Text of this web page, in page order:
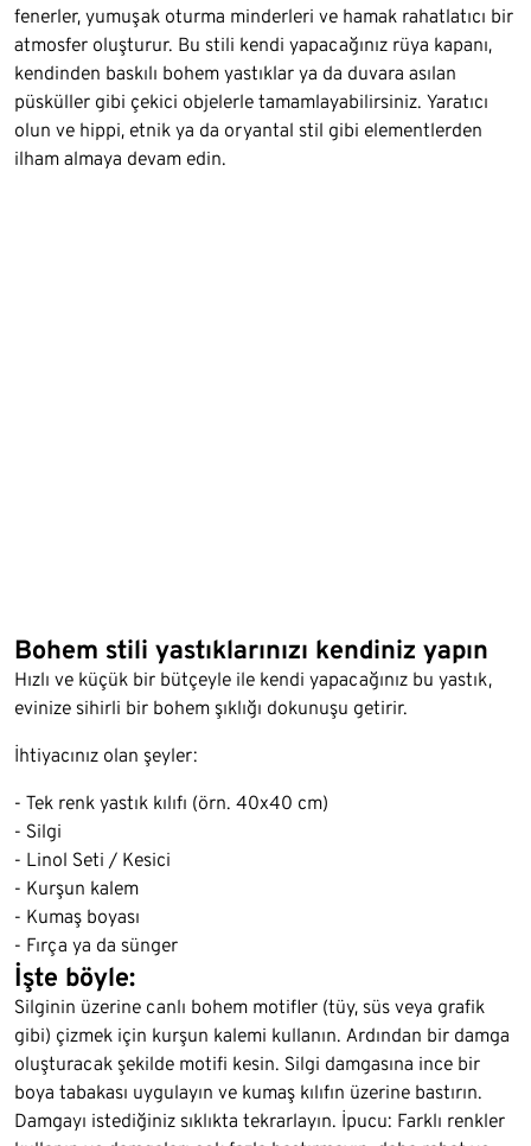
fenerler, yumuşak oturma minderleri ve hamak rahatlatıcı bir
atmosfer oluşturur. Bu stili kendi yapacağınız rüya kapanı,
kendinden baskılı bohem yastıklar ya da duvara asılan
püsküller gibi çekici objelerle tamamlayabilirsiniz. Yaratıcı
olun ve hippi, etnik ya da oryantal stil gibi elementlerden
ilham almaya devam edin.
Bohem stili yastıklarınızı kendiniz yapın
Hızlı ve küçük bir bütçeyle ile kendi yapacağınız bu yastık,
evinize sihirli bir bohem şıklığı dokunuşu getirir.
İhtiyacınız olan şeyler:
- Tek renk yastık kılıfı (örn. 40x40 cm)
- Silgi
- Linol Seti / Kesici
- Kurşun kalem
- Kumaş boyası
- Fırça ya da sünger
İşte böyle:
Silginin üzerine canlı bohem motifler (tüy, süs veya grafik
gibi) çizmek için kurşun kalemi kullanın. Ardından bir damga
oluşturacak şekilde motifi kesin. Silgi damgasına ince bir
boya tabakası uygulayın ve kumaş kılıfın üzerine bastırın.
Damgayı istediğiniz sıklıkta tekrarlayın. İpucu: Farklı renkler